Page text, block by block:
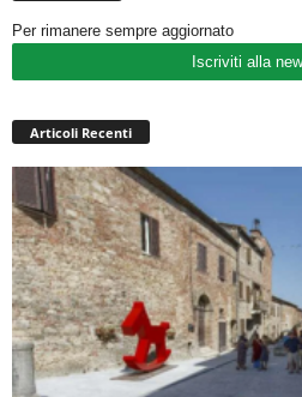
Per rimanere sempre aggiornato
Iscriviti alla
Articoli Recenti